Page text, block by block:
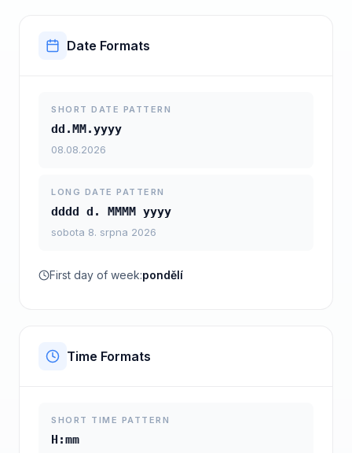
Date Formats
SHORT DATE PATTERN
dd.MM.yyyy
08.08.2026
LONG DATE PATTERN
dddd d. MMMM yyyy
sobota 8. srpna 2026
First day of week:pondělí
Time Formats
SHORT TIME PATTERN
H:mm